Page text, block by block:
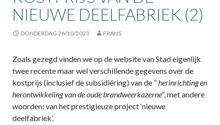
NIEUWE DEELFABRIEK (2)
DONDERDAG 26/10/2023 FRANS
Zoals gezegd vinden we op de website van Stad eigenlijk
twee recente maar wel verschillende gegevens over de
kostprijs (inclusief de subsidiëring) van de ”herinrichting en
herontwikkeling van de oude brandweerkazerne“, met andere
woorden: van het prestigieuze project ‘nieuwe
deelfabriek’.